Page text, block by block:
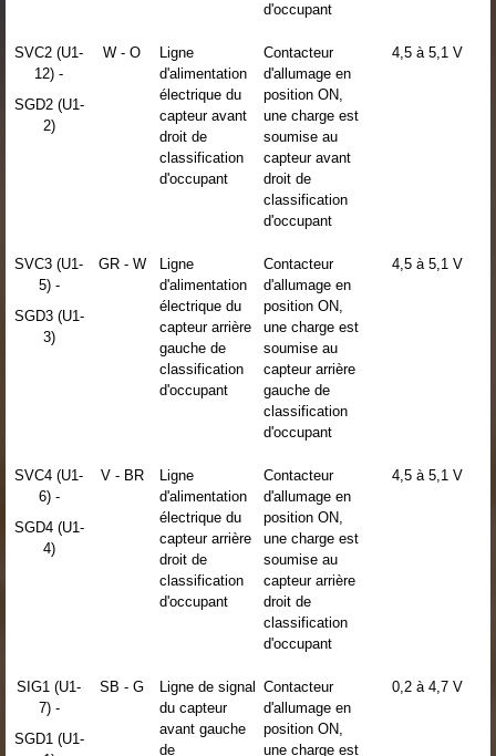
d'occupant
SVC2 (U1-
12) -
SGD2 (U1-
2)
W - O
Ligne
d'alimentation
électrique du
capteur avant
droit de
classification
d'occupant
Contacteur
d'allumage en
position ON,
une charge est
soumise au
capteur avant
droit de
classification
d'occupant
4,5 à 5,1 V
SVC3 (U1-
5) -
SGD3 (U1-
3)
GR - W
Ligne
d'alimentation
électrique du
capteur arrière
gauche de
classification
d'occupant
Contacteur
d'allumage en
position ON,
une charge est
soumise au
capteur arrière
gauche de
classification
d'occupant
4,5 à 5,1 V
SVC4 (U1-
6) -
SGD4 (U1-
4)
V - BR
Ligne
d'alimentation
électrique du
capteur arrière
droit de
classification
d'occupant
Contacteur
d'allumage en
position ON,
une charge est
soumise au
capteur arrière
droit de
classification
d'occupant
4,5 à 5,1 V
SIG1 (U1-
7) -
SGD1 (U1-
SB - G
Ligne de signal
du capteur
avant gauche
de
Contacteur
d'allumage en
position ON,
une charge est
0,2 à 4,7 V